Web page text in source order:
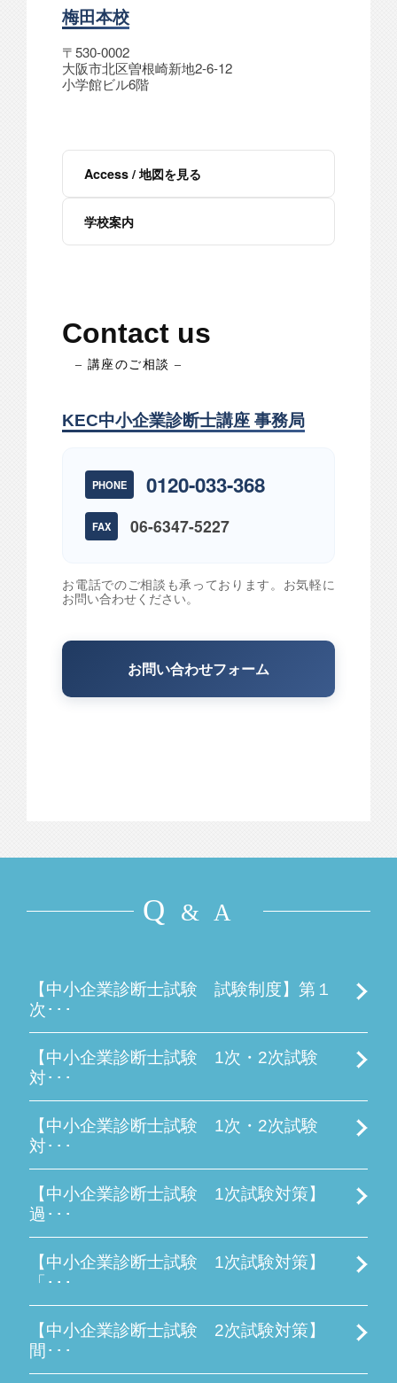
梅田本校
〒530-0002
大阪市北区曽根崎新地2-6-12
小学館ビル6階
Access / 地図を見る
学校案内
Contact us
– 講座のご相談 –
KEC中小企業診断士講座 事務局
PHONE 0120-033-368
FAX 06-6347-5227
お電話でのご相談も承っております。お気軽に
お問い合わせください。
お問い合わせフォーム
Q & A
【中小企業診断士試験 試験制度】第１
次･･･
【中小企業診断士試験 1次・2次試験
対･･･
【中小企業診断士試験 1次・2次試験
対･･･
【中小企業診断士試験 1次試験対策】
過･･･
【中小企業診断士試験 1次試験対策】
「･･･
【中小企業診断士試験 2次試験対策】
間･･･